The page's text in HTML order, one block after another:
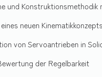
und Konstruktionsmethodik
neuen Kinematikkonzepts
von Servoantrieben in
der Regelbarkeit